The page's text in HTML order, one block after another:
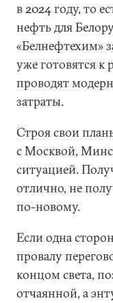
в 2024 году, то
нефть для
«Белнефтехим»
уже готовятся к
проводят
затраты.
Строя свои
с Москвой,
ситуацией.
отлично, не
по-новому.
Если одна
провалу
концом света,
отчаянной, а